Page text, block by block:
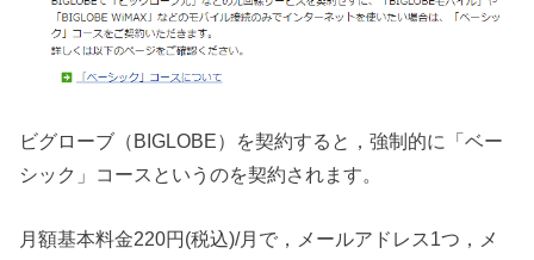
ビグローブ（BIGLOBE）を契約すると，強制的に「ベー
シック」コースというのを契約されます。
月額基本料金220円(税込)/月で，メールアドレス1つ，メ